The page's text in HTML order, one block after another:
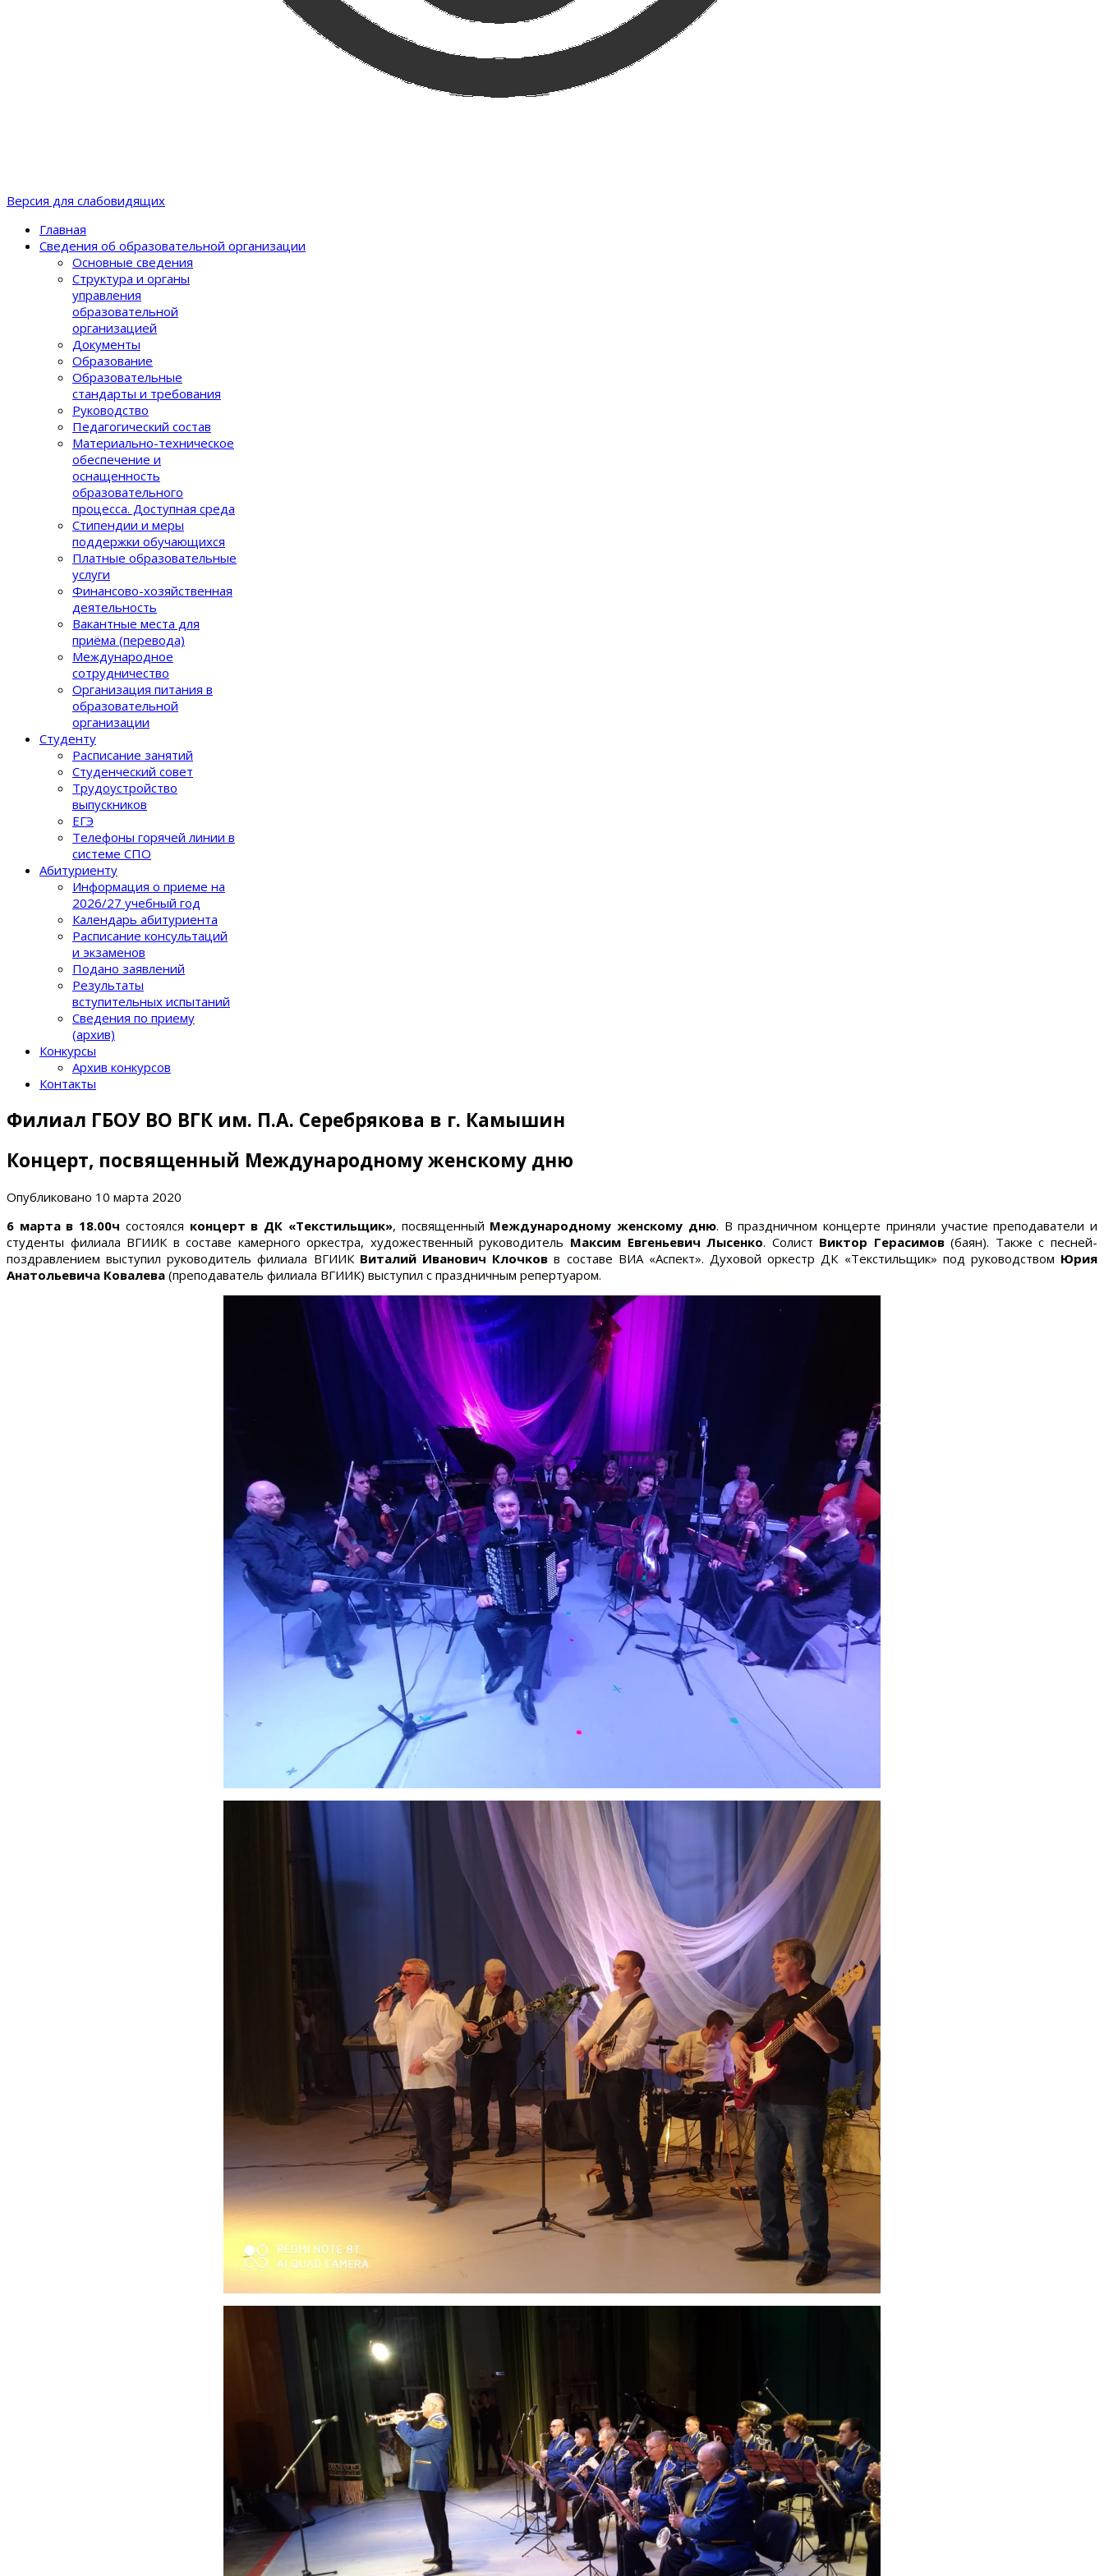
Версия для слабовидящих
Главная
Сведения об образовательной организации
Основные сведения
Структура и органы
управления
образовательной
организацией
Документы
Образование
Образовательные
стандарты и требования
Руководство
Педагогический состав
Материально-техническое
обеспечение и
оснащенность
образовательного
процеcса. Доступная среда
Стипендии и меры
поддержки обучающихся
Платные образовательные
услуги
Финансово-хозяйственная
деятельность
Вакантные места для
приёма (перевода)
Международное
сотрудничество
Организация питания в
образовательной
организации
Студенту
Расписание занятий
Студенческий совет
Трудоустройство
выпускников
ЕГЭ
Телефоны горячей линии в
системе СПО
Абитуриенту
Информация о приеме на
2026/27 учебный год
Календарь абитуриента
Расписание консультаций
и экзаменов
Подано заявлений
Результаты
вступительных испытаний
Сведения по приему
(архив)
Конкурсы
Архив конкурсов
Контакты
Филиал ГБОУ ВО ВГК им. П.А. Серебрякова в г. Камышин
Концерт, посвященный Международному женскому дню
Опубликовано 10 марта 2020
6 марта в 18.00ч состоялся концерт в ДК «Текстильщик», посвященный Международному женскому дню. В праздничном концерте приняли участие преподаватели и
студенты филиала ВГИИК в составе камерного оркестра, художественный руководитель Максим Евгеньевич Лысенко. Солист Виктор Герасимов(баян). Также с песней-
поздравлением выступил руководитель филиала ВГИИК Виталий Иванович Клочков в составе ВИА «Аспект». Духовой оркестр ДК «Текстильщик» под руководством Юрия
Анатольевича Ковалева (преподаватель филиала ВГИИК) выступил с праздничным репертуаром.